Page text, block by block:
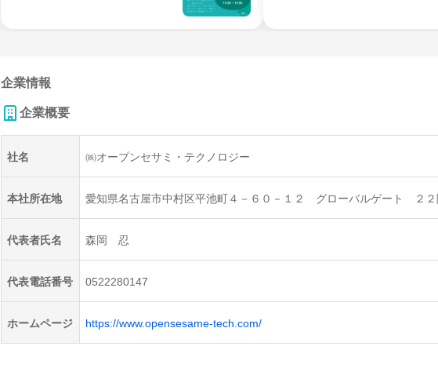
企業情報
企業概要
社名 ㈱オープンセサミ・テクノロジー
本社所在地 愛知県名古屋市中村区平池町４－６０－１２ グローバルゲート ２２
代表者氏名 森岡 忍
代表電話番号 0522280147
ホームページ https://www.opensesame-tech.com/